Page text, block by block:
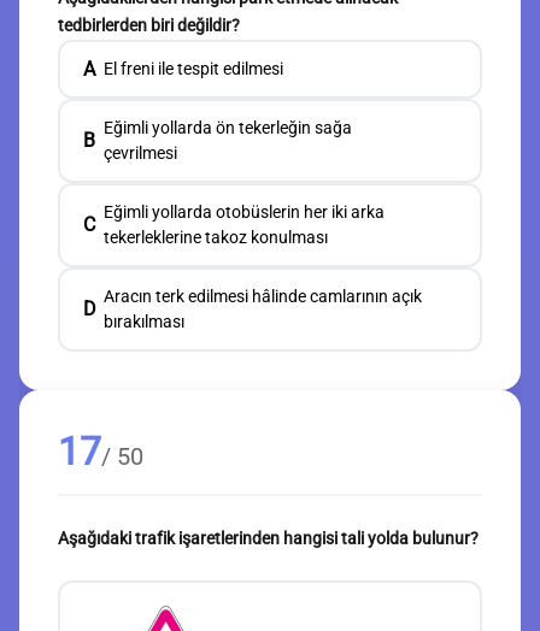
tedbirlerden biri değildir?
A El freni ile tespit edilmesi
B
Eğimli yollarda ön tekerleğin sağa
çevrilmesi
C
Eğimli yollarda otobüslerin her iki arka
tekerleklerine takoz konulması
D
Aracın terk edilmesi hâlinde camlarının açık
bırakılması
17/ 50
Aşağıdaki trafik işaretlerinden hangisi tali yolda bulunur?